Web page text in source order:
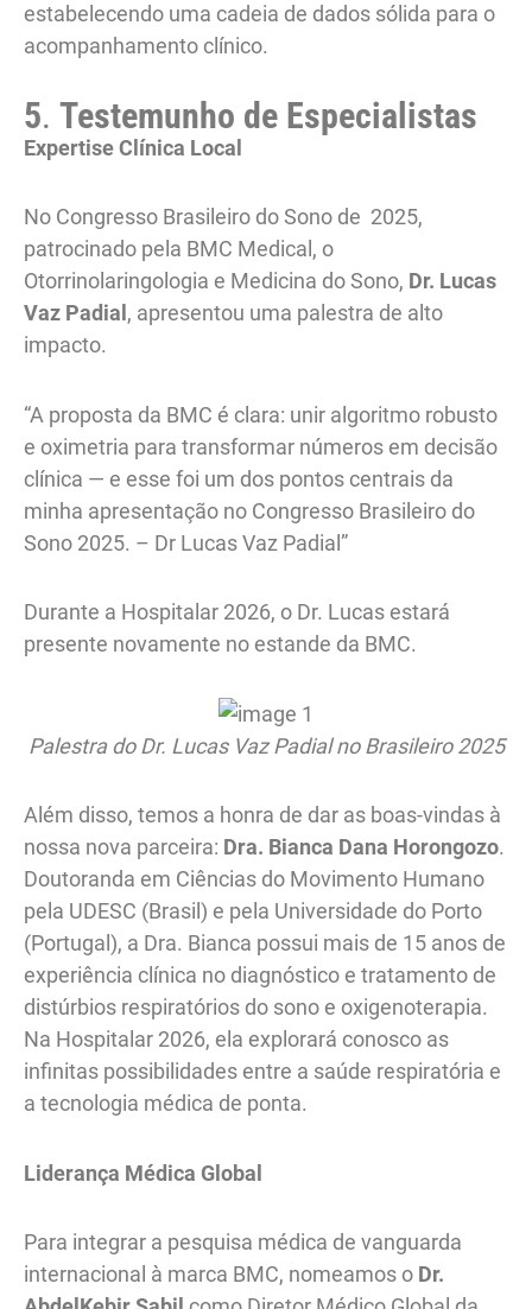
estabelecendo uma cadeia de dados sólida para o
acompanhamento clínico.
5. Testemunho de Especialistas
Expertise Clínica Local
No Congresso Brasileiro do Sono de 2025,
patrocinado pela BMC Medical, o
Otorrinolaringologia e Medicina do Sono, Dr. Lucas
Vaz Padial , apresentou uma palestra de alto
impacto.
“A proposta da BMC é clara: unir algoritmo robusto
e oximetria para transformar números em decisão
clínica — e esse foi um dos pontos centrais da
minha apresentação no Congresso Brasileiro do
Sono 2025. – Dr Lucas Vaz Padial”
Durante a Hospitalar 2026, o Dr. Lucas estará
presente novamente no estande da BMC.
Palestra do Dr. Lucas Vaz Padial no Brasileiro 2025
Além disso, temos a honra de dar as boas-vindas à
nossa nova parceira: Dra. Bianca Dana Horongozo.
Doutoranda em Ciências do Movimento Humano
pela UDESC (Brasil) e pela Universidade do Porto
(Portugal), a Dra. Bianca possui mais de 15 anos de
experiência clínica no diagnóstico e tratamento de
distúrbios respiratórios do sono e oxigenoterapia.
Na Hospitalar 2026, ela explorará conosco as
infinitas possibilidades entre a saúde respiratória e
a tecnologia médica de ponta.
Liderança Médica Global
Para integrar a pesquisa médica de vanguarda
internacional à marca BMC, nomeamos o Dr.